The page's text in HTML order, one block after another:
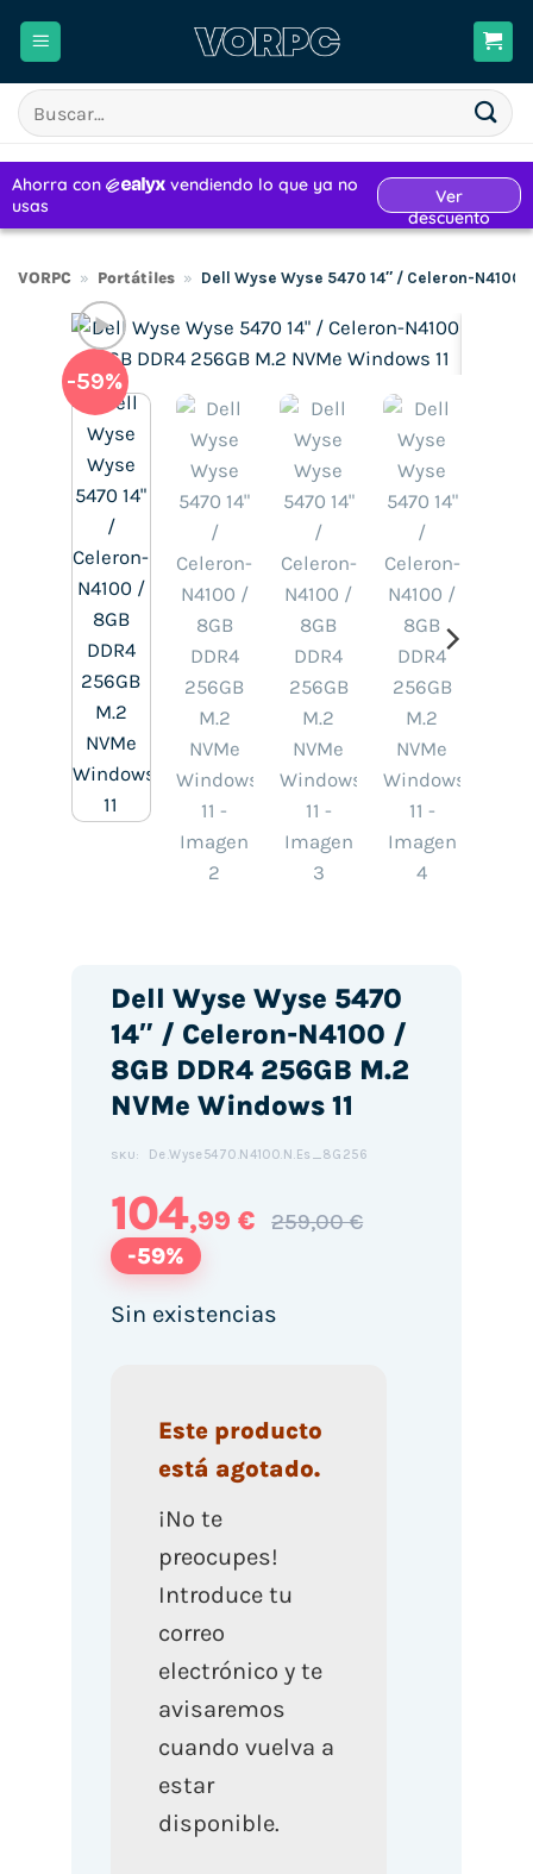
Buscar
por:
VORPC » Portátiles » Dell Wyse Wyse 5470 14″ / Celeron-N4100
-59%
Dell Wyse Wyse 5470
14″ / Celeron-N4100 /
8GB DDR4 256GB M.2
NVMe Windows 11
SKU: De.Wyse5470.N4100.N.Es_8G256
104,99 € 259,00 €
-59%
Sin existencias
Este producto
está agotado.
¡No te
preocupes!
Introduce tu
correo
electrónico y te
avisaremos
cuando vuelva a
estar
disponible.